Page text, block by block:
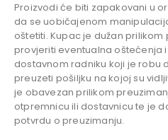
Proizvodi će biti zapakovani u
da se uobičajenom
oštetiti. Kupac je dužan
provjeriti eventualna oštećenja
dostavnom radniku koji je robu
preuzeti pošiljku na kojoj su
je obavezan prilikom
otpremnicu ili dostavnicu te je
potvrdu o preuzimanju.